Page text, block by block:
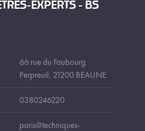
EXPERTS - BS
66 rue du Faubourg
Perpreuil, 21200 BEAUNE
0380246220
paris@techniques-